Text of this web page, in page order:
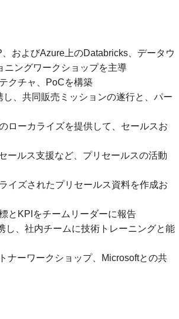
およびAzure上のDatabricks、データウ
ニングワークショップを主導
クチャ、PoCを構築
、共同販売ミッションの遂行と、パー
ローカライズを提供して、セールスお
ールス支援など、プリセールスの活動
イズされたプリセールス資料を作成お
とKPIをチームリーダーに報告
し、社内チームに技術トレーニングと能
ナーワークショップ、Microsoftとの共